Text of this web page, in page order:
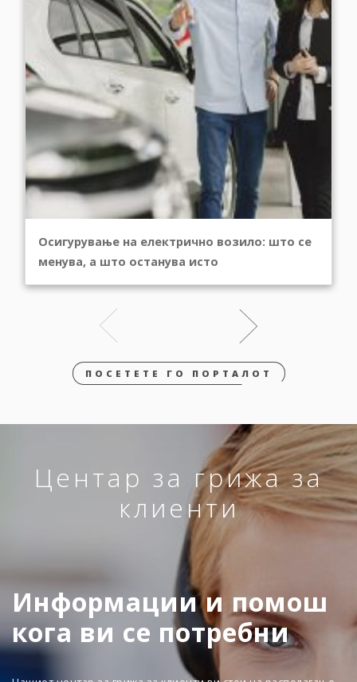
Осигурување на електрично возило: што се
менува, а што останува исто
ПОСЕТЕТЕ ГО ПОРТАЛОТ
Центар за грижа за
клиенти
Информации и помош
кога ви се потребни